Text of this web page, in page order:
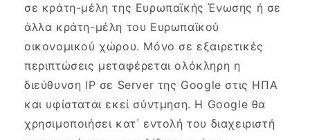
σε κράτη-μέλη της Ευρωπαϊκής Ένωσης ή σε
άλλα κράτη-μέλη του Ευρωπαϊκού
οικονομικού χώρου. Μόνο σε εξαιρετικές
περιπτώσεις μεταφέρεται ολόκληρη η
διεύθυνση IP σε Server της Google στις ΗΠΑ
και υφίσταται εκεί σύντμηση. Η Google θα
χρησιμοποιήσει κατ΄ εντολή του διαχειριστή